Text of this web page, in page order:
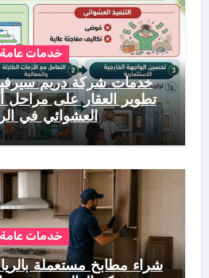
خدمات عامة
خدمات شركة دريم
تطوير العقار على مراحل
العشوائي في
خدمات عامة
شراء مطابخ مستعملة